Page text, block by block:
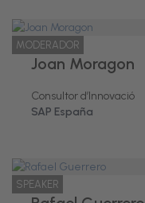
MODERADOR
Joan Moragon
Consultor d’Innovació
SAP España
SPEAKER